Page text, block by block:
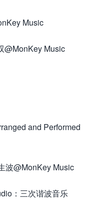
Music
@MonKey Music
and Performed
波@MonKey Music
：三次谐波音乐